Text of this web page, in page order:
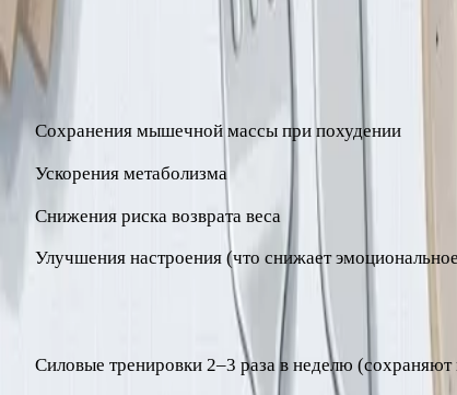
Шаг 4: Физическая активность —
Одни тренировки без изменения питания дают
Сохранения мышечной массы при похудении
Ускорения метаболизма
Снижения риска возврата веса
Улучшения настроения (что снижает
Что работает лучше всего:
Силовые тренировки 2–3 раза в неделю